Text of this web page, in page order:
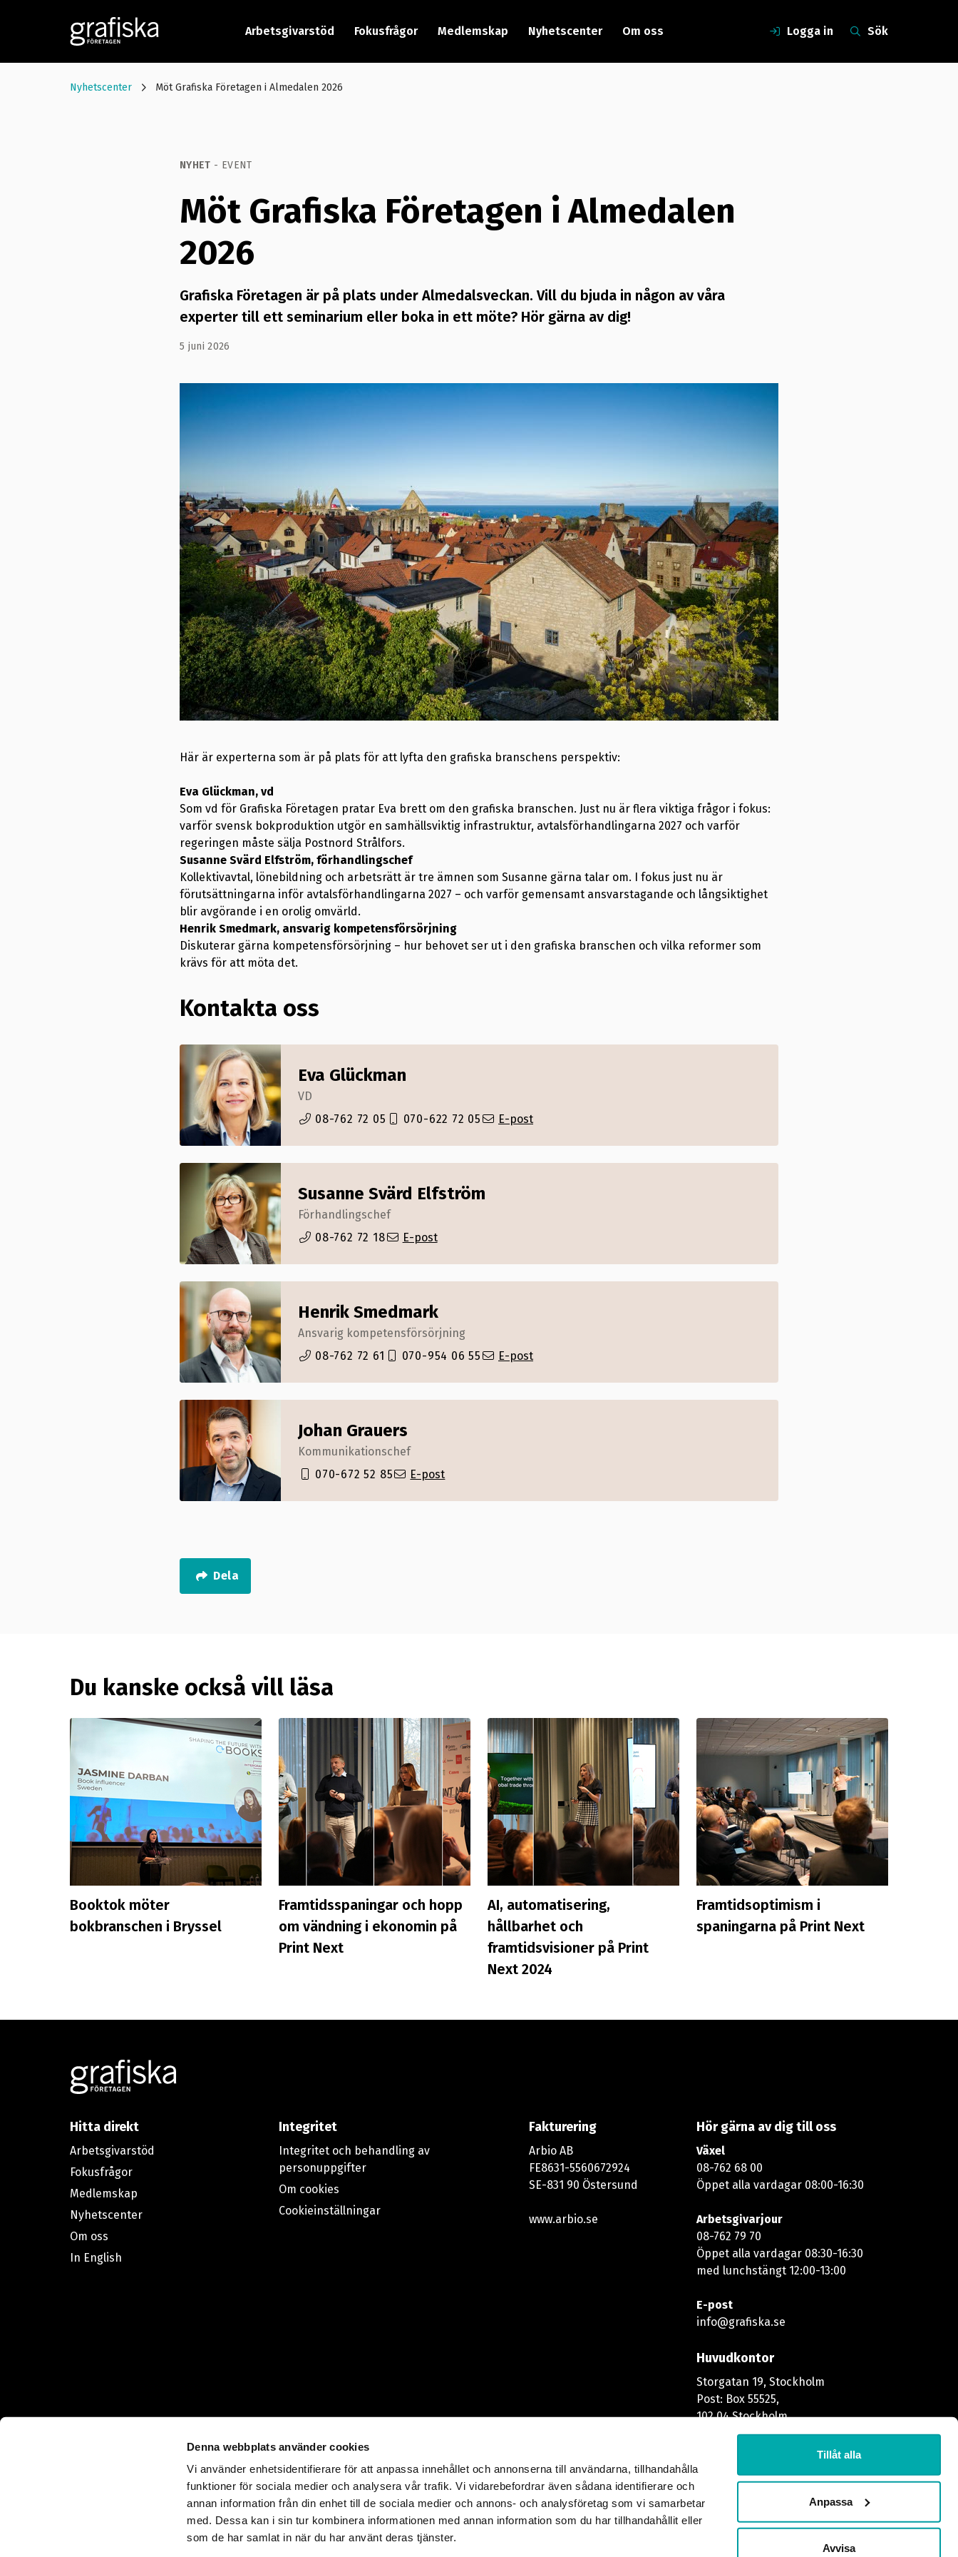
Denna webbplats använder cookies
Vi använder enhetsidentifierare för att anpassa innehållet och annonserna till användarna, tillhandahålla
funktioner för sociala medier och analysera vår trafik. Vi vidarebefordrar även sådana identifierare och
annan information från din enhet till de sociala medier och annons- och analysföretag som vi samarbetar
med. Dessa kan i sin tur kombinera informationen med annan information som du har tillhandahållit eller
som de har samlat in när du har använt deras tjänster.
Tillåt alla
Anpassa
Avvisa
Arbetsgivarstöd Fokusfrågor Medlemskap Nyhetscenter Om oss Logga in Sök
Nyhetscenter Möt Grafiska Företagen i Almedalen 2026
NYHET - EVENT
Möt Grafiska Företagen i Almedalen
2026
Grafiska Företagen är på plats under Almedalsveckan. Vill du bjuda in någon av våra
experter till ett seminarium eller boka in ett möte? Hör gärna av dig!
5 juni 2026
Här är experterna som är på plats för att lyfta den grafiska branschens perspektiv:
Eva Glückman, vd
Som vd för Grafiska Företagen pratar Eva brett om den grafiska branschen. Just nu är flera viktiga frågor i fokus:
varför svensk bokproduktion utgör en samhällsviktig infrastruktur, avtalsförhandlingarna 2027 och varför
regeringen måste sälja Postnord Strålfors.
Susanne Svärd Elfström, förhandlingschef
Kollektivavtal, lönebildning och arbetsrätt är tre ämnen som Susanne gärna talar om. I fokus just nu är
förutsättningarna inför avtalsförhandlingarna 2027 – och varför gemensamt ansvarstagande och långsiktighet
blir avgörande i en orolig omvärld.
Henrik Smedmark, ansvarig kompetensförsörjning
Diskuterar gärna kompetensförsörjning – hur behovet ser ut i den grafiska branschen och vilka reformer som
krävs för att möta det.
Kontakta oss
Eva Glückman
VD
08-762 72 05
070-622 72 05 E-post
Susanne Svärd Elfström
Förhandlingschef
08-762 72 18
E-post
Henrik Smedmark
Ansvarig kompetensförsörjning
08-762 72 61
070-954 06 55 E-post
Johan Grauers
Kommunikationschef
070-672 52 85
E-post
Dela
Du kanske också vill läsa
Booktok möter
bokbranschen i Bryssel
Framtidsspaningar och hopp
om vändning i ekonomin på
Print Next
AI, automatisering,
hållbarhet och
framtidsvisioner på Print
Next 2024
Framtidsoptimism i
spaningarna på Print Next
Hitta direkt
Arbetsgivarstöd
Fokusfrågor
Medlemskap
Nyhetscenter
Om oss
In English
Integritet
Integritet och behandling av
personuppgifter
Om cookies
Cookieinställningar
Fakturering
Arbio AB
FE8631-5560672924
SE-831 90 Östersund
www.arbio.se
Hör gärna av dig till oss
Växel
08-762 68 00
Öppet alla vardagar 08:00-16:30​​
Arbetsgivarjour
08-762 79 70
Öppet alla vardagar 08:30-16:30
med lunchstängt 12:00-13:00​
E-post
info@grafiska.se
Huvudkontor
Storgatan 19, Stockholm
Post: Box 55525,
102 04 Stockholm
Godsmottagningen
114 52 Stockholm